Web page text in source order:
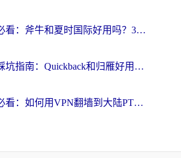
海外党必看：斧牛和夏时国际好用吗？3步选对回国加速器，无缝刷国内资源
海外党踩坑指南：Quickback和归雁好用吗？选对加速器才能无缝刷国内资源
海外党必看：如何用VPN翻墙到大陆PTT？一篇解决你所有回国加速痛点